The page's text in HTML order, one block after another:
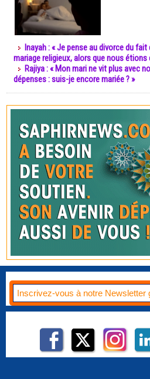
Inayah : « Je pense au divorce du
mariage religieux, alors que nous étions
Rajiya : « Mon mari ne vit plus avec
dépenses : suis-je encore mariée ? »